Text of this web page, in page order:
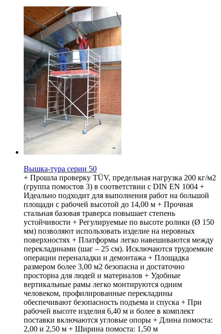
Вышка-тура серии 50
+ Прошла проверку TÜV, предельная нагрузка 200 кг/м2
(группа помостов 3) в соответствии с DIN EN 1004 +
Идеально подходит для выполнения работ на большой
площади с рабочей высотой до 14,00 м + Прочная
стальная базовая траверса повышает степень
устойчивости + Регулируемые по высоте ролики (Ø 150
мм) позволяют использовать изделие на неровных
поверхностях + Платформы легко навешиваются между
перекладинами (шаг – 25 см). Исключаются трудоемкие
операции переналадки и демонтажа + Площадка
размером более 3,00 м2 безопасна и достаточно
просторна для людей и материалов + Удобные
вертикальные рамы легко монтируются одним
человеком, профилированные перекладины
обеспечивают безопасность подъема и спуска + При
рабочей высоте изделия 6,40 м и более в комплект
поставки включаются угловые опоры + Длина помоста:
2,00 и 2,50 м + Ширина помоста: 1,50 м